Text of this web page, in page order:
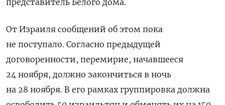
От Израиля сообщений об этом пока
не поступало. Согласно предыдущей
договоренности, перемирие, начавшееся
24 ноября, должно закончиться в ночь
на 28 ноября. В его рамках группировка должна